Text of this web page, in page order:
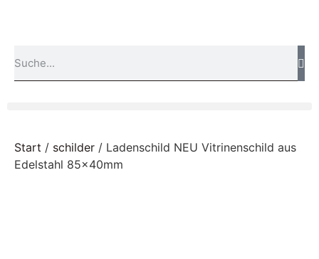
Start / schilder / Ladenschild NEU Vitrinenschild aus
Edelstahl 85x40mm